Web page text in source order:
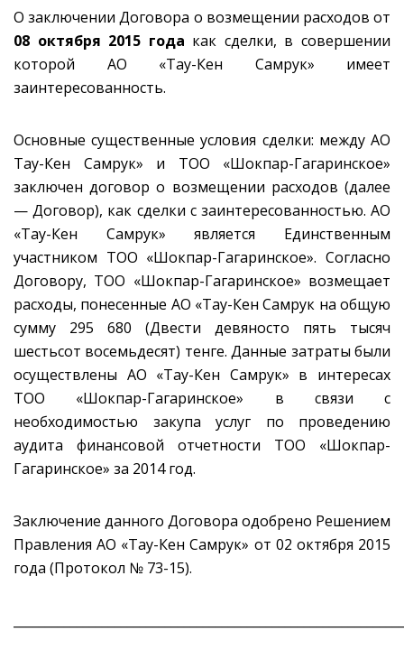
О заключении Договора о возмещении расходов от
08 октября 2015 года как сделки, в совершении
которой АО «Тау-Кен Самрук» имеет
заинтересованность.
Основные существенные условия сделки: между АО
Тау-Кен Самрук» и ТОО «Шокпар-Гагаринское»
заключен договор о возмещении расходов (далее
— Договор), как сделки с заинтересованностью. АО
«Тау-Кен Самрук» является Единственным
участником ТОО «Шокпар-Гагаринское». Согласно
Договору, ТОО «Шокпар-Гагаринское» возмещает
расходы, понесенные АО «Тау-Кен Самрук на общую
сумму 295 680 (Двести девяносто пять тысяч
шестьсот восемьдесят) тенге. Данные затраты были
осуществлены АО «Тау-Кен Самрук» в интересах
ТОО «Шокпар-Гагаринское» в связи с
необходимостью закупа услуг по проведению
аудита финансовой отчетности ТОО «Шокпар-
Гагаринское» за 2014 год.
Заключение данного Договора одобрено Решением
Правления АО «Тау-Кен Самрук» от 02 октября 2015
года (Протокол № 73-15).